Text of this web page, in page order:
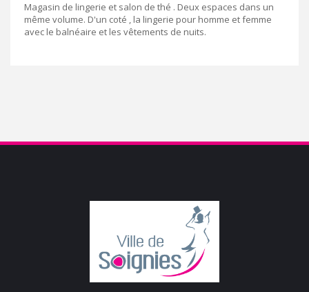
Magasin de lingerie et salon de thé . Deux espaces dans un
même volume. D'un coté , la lingerie pour homme et femme
avec le balnéaire et les vêtements de nuits.